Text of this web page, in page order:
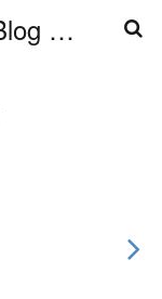
wjk Exclusive MINO Blog ブログ